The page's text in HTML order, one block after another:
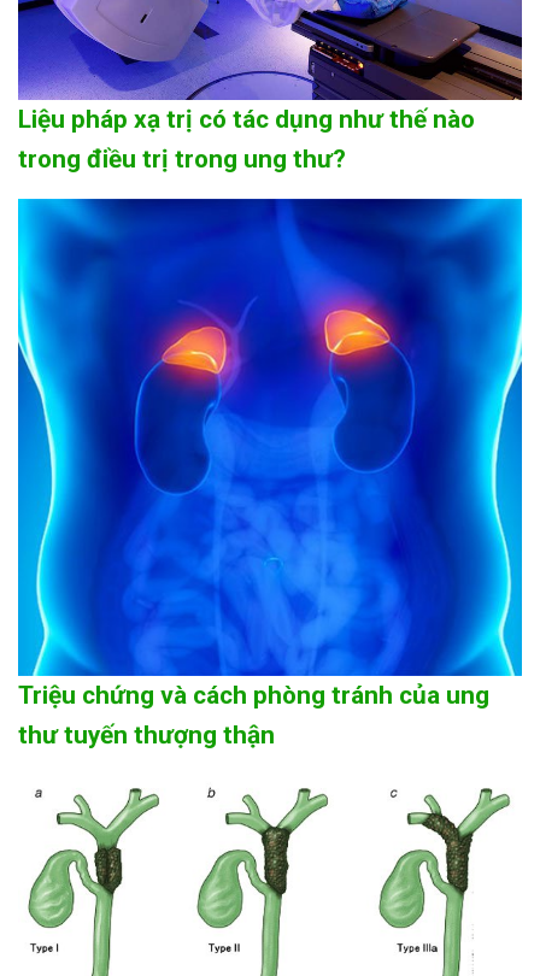
Liệu pháp xạ trị có tác dụng như thế nào
trong điều trị trong ung thư?
Triệu chứng và cách phòng tránh của ung
thư tuyến thượng thận